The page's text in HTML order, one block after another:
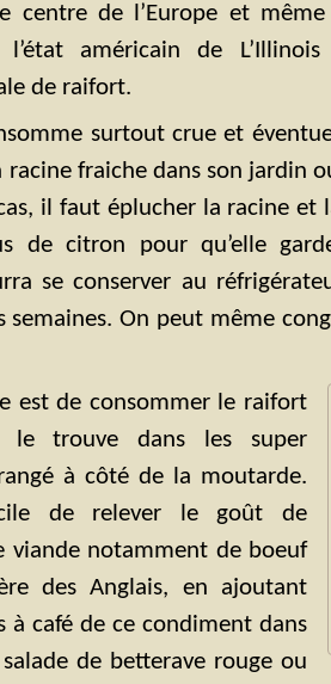
de l’Europe et même
l’état américain de
de raifort.
surtout crue et
fraiche dans son jardin
il faut éplucher la racine
de citron pour qu’elle
se conserver au
semaines. On peut même
est de consommer le raifort
le trouve dans les super
à côté de la moutarde.
de relever le goût de
viande notamment de boeuf
des Anglais, en ajoutant
à café de ce condiment dans
salade de betterave rouge ou